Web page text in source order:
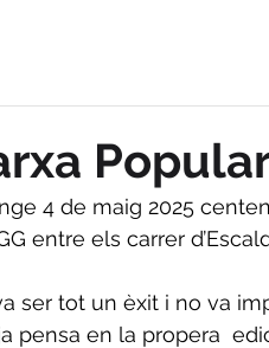
4 de maig 2025
entre els carrer
ser tot un èxit i no va
pensa en la propera